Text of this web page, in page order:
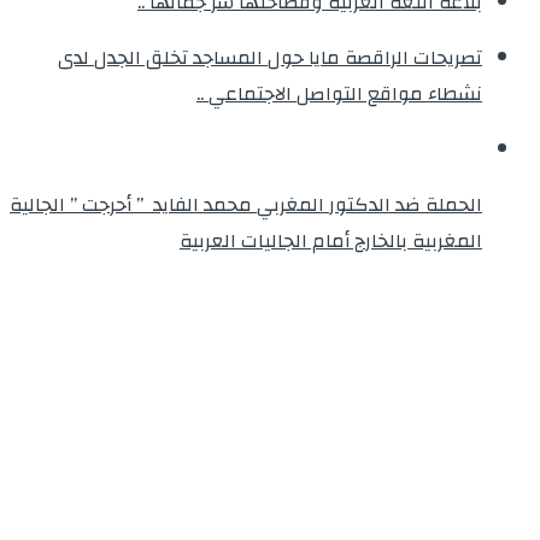
تصريحات الراقصة مايا حول المساجد تخلق الجدل لدى
نشطاء مواقع التواصل الاجتماعي ..
الحملة ضد الدكتور المغربي محمد الفايد ” أحرجت ” الجالية
المغربية بالخارج أمام الجاليات العربية